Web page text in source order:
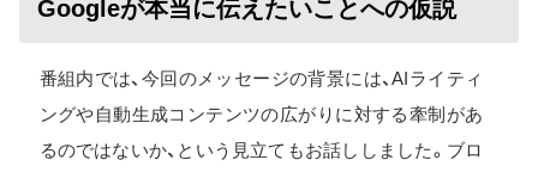
Googleが本当に伝えたいことへの仮説
番組内では、今回のメッセージの背景には、AIライティ
ングや自動生成コンテンツの広がりに対する牽制があ
るのではないか、という見立てもお話ししました。ブロ